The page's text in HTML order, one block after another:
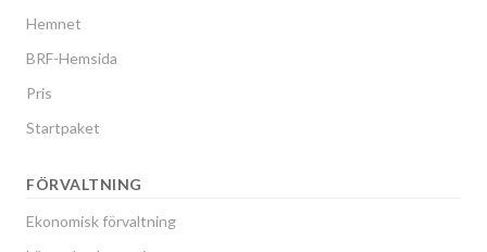
Hemnet
BRF-Hemsida
Pris
Startpaket
FÖRVALTNING
Ekonomisk förvaltning